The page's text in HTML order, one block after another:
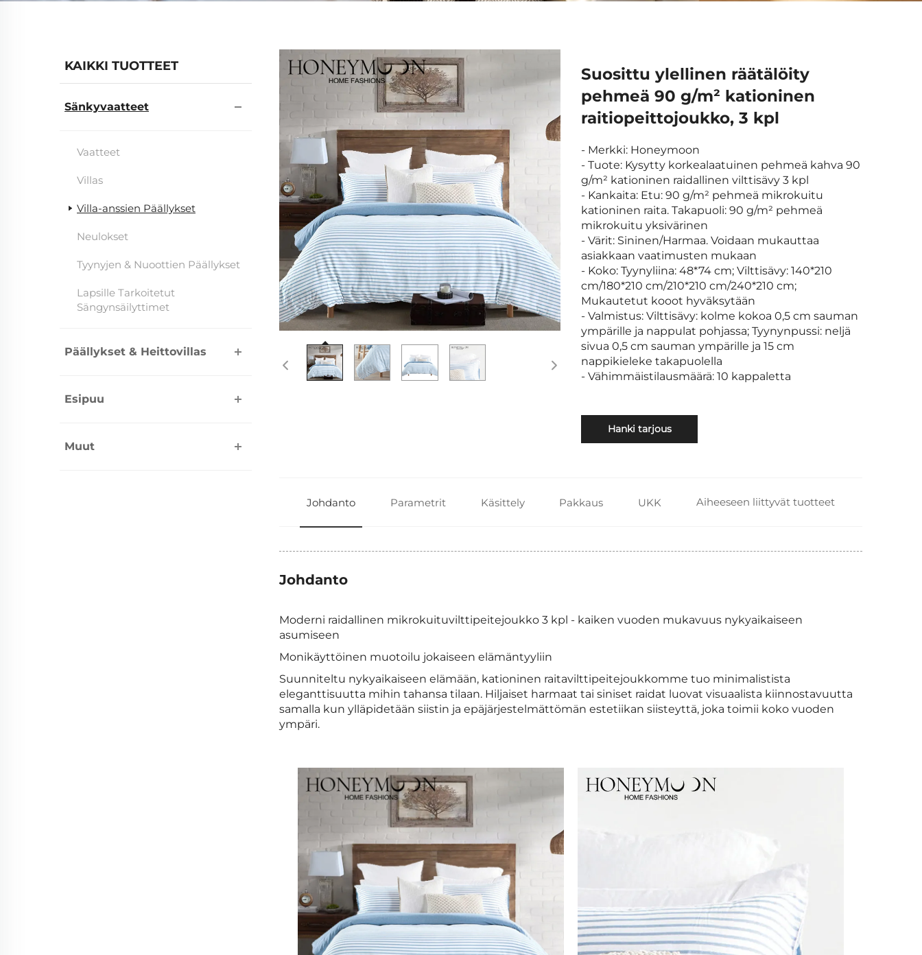
KAIKKI TUOTTEET
Sänkyvaatteet
Vaatteet
Villas
Villa-anssien Päällykset
Neulokset
Tyynyjen & Nuoottien Päällykset
Lapsille Tarkoitetut
Sängynsäilyttimet
Päällykset & Heittovillas
Esipuu
Muut
Suosittu ylellinen räätälöity
pehmeä 90 g/m² kationinen
raitiopeittojoukko, 3 kpl
- Merkki: Honeymoon
- Tuote: Kysytty korkealaatuinen pehmeä kahva 90
g/m² kationinen raidallinen vilttisävy 3 kpl
- Kankaita: Etu: 90 g/m² pehmeä mikrokuitu
kationinen raita. Takapuoli: 90 g/m² pehmeä
mikrokuitu yksivärinen
- Värit: Sininen/Harmaa. Voidaan mukauttaa
asiakkaan vaatimusten mukaan
- Koko: Tyynyliina: 48*74 cm; Vilttisävy: 140*210
cm/180*210 cm/210*210 cm/240*210 cm;
Mukautetut kooot hyväksytään
- Valmistus: Vilttisävy: kolme kokoa 0,5 cm sauman
ympärille ja nappulat pohjassa; Tyynynpussi: neljä
sivua 0,5 cm sauman ympärille ja 15 cm
nappikieleke takapuolella
- Vähimmäistilausmäärä: 10 kappaletta
Hanki tarjous
Johdanto Parametrit Käsittely Pakkaus UKK Aiheeseen liittyvät tuotteet
Johdanto
Moderni raidallinen mikrokuituvilttipeitejoukko 3 kpl - kaiken vuoden mukavuus nykyaikaiseen
asumiseen
Monikäyttöinen muotoilu jokaiseen elämäntyyliin
Suunniteltu nykyaikaiseen elämään, kationinen raitavilttipeitejoukkomme tuo minimalistista
eleganttisuutta mihin tahansa tilaan. Hiljaiset harmaat tai siniset raidat luovat visuaalista kiinnostavuutta
samalla kun ylläpidetään siistin ja epäjärjestelmättömän estetiikan siisteyttä, joka toimii koko vuoden
ympäri.